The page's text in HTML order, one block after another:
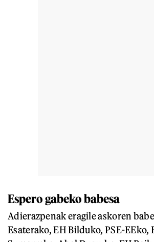
Espero gabeko babesa
Adierazpenak eragile askoren
Esaterako, EH Bilduko, PSE-EEko,